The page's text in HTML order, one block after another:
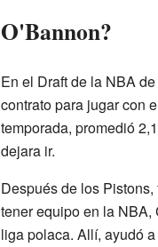
O'Bannon?
En el Draft de la NBA
contrato para jugar con
temporada, promedió
dejara ir.
Después de los
tener equipo en la NBA,
liga polaca. Allí, ayudó